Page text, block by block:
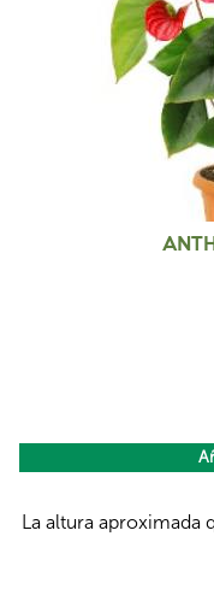
La altura aproximada